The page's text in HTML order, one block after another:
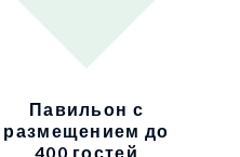
Павильон с
размещением до
400 гостей